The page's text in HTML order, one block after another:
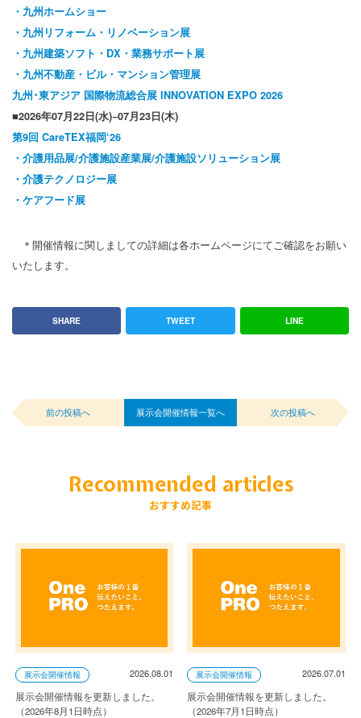
・九州ホームショー
・九州リフォーム・リノベーション展
・九州建築ソフト・DX・業務サポート展
・九州不動産・ビル・マンション管理展
九州･東アジア 国際物流総合展 INNOVATION EXPO 2026
■2026年07月22日(水)−07月23日(木)
第9回 CareTEX福岡‘26
・介護用品展/介護施設産業展/介護施設ソリューション展
・介護テクノロジー展
・ケアフード展
＊開催情報に関しましての詳細は各ホームページにてご確認をお願い
いたします。
SHARE TWEET LINE
前の投稿へ 展示会開催情報一覧へ 次の投稿へ
Recommended articles
おすすめ記事
展示会開催情報 2026.08.01
展示会開催情報を更新しました。
（2026年8月1日時点）
展示会開催情報 2026.07.01
展示会開催情報を更新しました。
（2026年7月1日時点）